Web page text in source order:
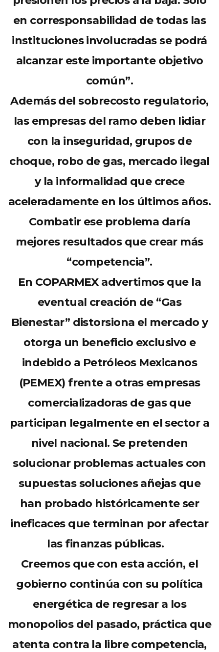
en corresponsabilidad de todas las
instituciones involucradas se podrá
alcanzar este importante objetivo
común”.
Además del sobrecosto regulatorio,
las empresas del ramo deben lidiar
con la inseguridad, grupos de
choque, robo de gas, mercado ilegal
y la informalidad que crece
aceleradamente en los últimos años.
Combatir ese problema daría
mejores resultados que crear más
“competencia”.
En COPARMEX advertimos que la
eventual creación de “Gas
Bienestar” distorsiona el mercado y
otorga un beneficio exclusivo e
indebido a Petróleos Mexicanos
(PEMEX) frente a otras empresas
comercializadoras de gas que
participan legalmente en el sector a
nivel nacional. Se pretenden
solucionar problemas actuales con
supuestas soluciones añejas que
han probado históricamente ser
ineficaces que terminan por afectar
las finanzas públicas.
Creemos que con esta acción, el
gobierno continúa con su política
energética de regresar a los
monopolios del pasado, práctica que
atenta contra la libre competencia,